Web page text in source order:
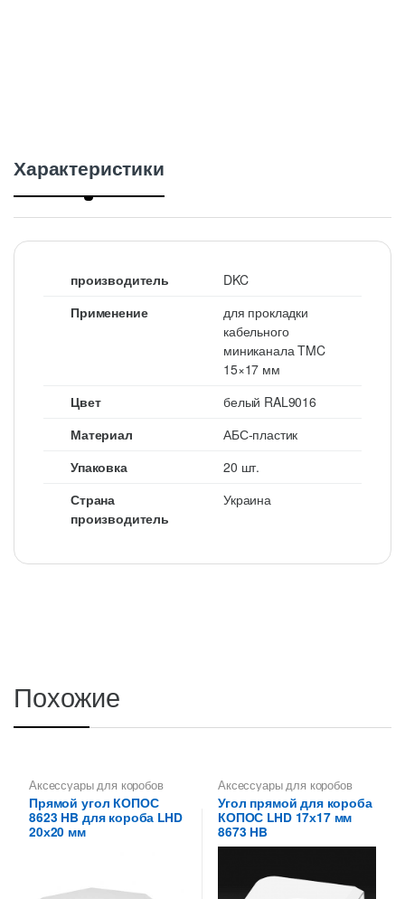
Характеристики
производитель
DKC
Применение
для прокладки
кабельного
миниканала TMC
15×17 мм
Цвет
белый RAL9016
Материал
АБС-пластик
Упаковка
20 шт.
Страна
производитель
Украина
Похожие
Аксессуары для коробов
Прямой угол КОПОС
8623 HB для короба LHD
20х20 мм
Аксессуары для коробов
Угол прямой для короба
КОПОС LHD 17х17 мм
8673 HB